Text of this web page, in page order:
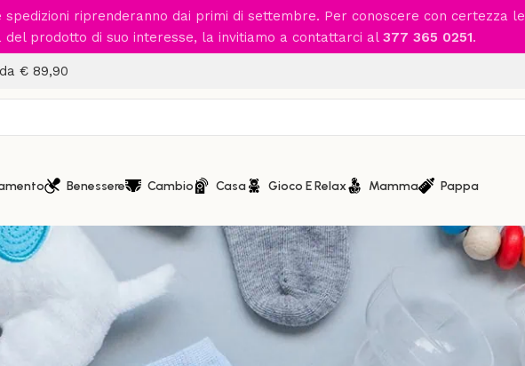
riprenderanno dai primi di settembre. Per conoscere con certezza le
del prodotto di suo interesse, la invitiamo a contattarci al 377 365 0251.
€ 89,90
Benessere Cambio Casa Gioco E Relax Mamma Pappa